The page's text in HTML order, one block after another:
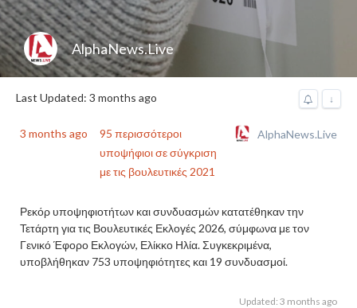
AlphaNews.Live
Last Updated: 3 months ago ↓
3 months ago
95 περισσότεροι
υποψήφιοι σε σύγκριση
με τις βουλευτικές 2021
AlphaNews.Live
Ρεκόρ υποψηφιοτήτων και συνδυασμών κατατέθηκαν την
Τετάρτη για τις Βουλευτικές Εκλογές 2026, σύμφωνα με τον
Γενικό Έφορο Εκλογών, Ελίκκο Ηλία. Συγκεκριμένα,
υποβλήθηκαν 753 υποψηφιότητες και 19 συνδυασμοί.
Updated: 3 months ago